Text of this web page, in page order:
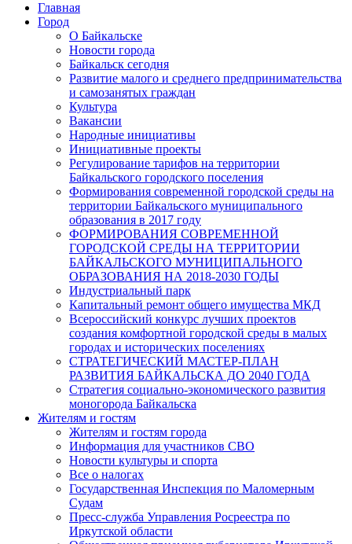
Главная
Город
О Байкальске
Новости города
Байкальск сегодня
Развитие малого и среднего предпринимательства
и самозанятых граждан
Культура
Вакансии
Народные инициативы
Инициативные проекты
Регулирование тарифов на территории
Байкальского городского поселения
Формирования современной городской среды на
территории Байкальского муниципального
образования в 2017 году
ФОРМИРОВАНИЯ СОВРЕМЕННОЙ
ГОРОДСКОЙ СРЕДЫ НА ТЕРРИТОРИИ
БАЙКАЛЬСКОГО МУНИЦИПАЛЬНОГО
ОБРАЗОВАНИЯ НА 2018-2030 ГОДЫ
Индустриальный парк
Капитальный ремонт общего имущества МКД
Всероссийский конкурс лучших проектов
создания комфортной городской среды в малых
городах и исторических поселениях
СТРАТЕГИЧЕСКИЙ МАСТЕР-ПЛАН
РАЗВИТИЯ БАЙКАЛЬСКА ДО 2040 ГОДА
Стратегия социально-экономического развития
моногорода Байкальска
Жителям и гостям
Жителям и гостям города
Информация для участников СВО
Новости культуры и спорта
Все о налогах
Государственная Инспекция по Маломерным
Судам
Пресс-служба Управления Росреестра по
Иркутской области